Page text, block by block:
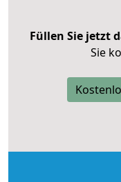
Füllen Sie jetzt
Sie